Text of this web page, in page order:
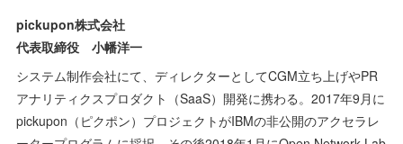
pickupon株式会社
代表取締役 小幡洋一
システム制作会社にて、ディレクターとしてCGM立ち上げやPR
アナリティクスプロダクト（SaaS）開発に携わる。2017年9月に
pickupon（ピクポン）プロジェクトがIBMの非公開のアクセラレ